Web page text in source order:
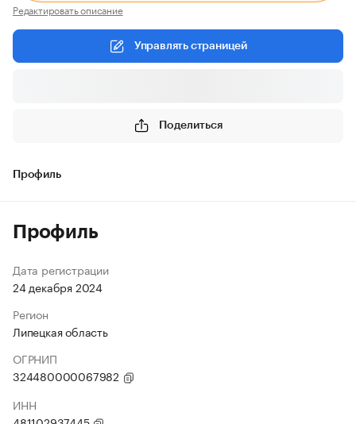
Редактировать описание
Управлять страницей
Поделиться
Профиль
Профиль
Дата регистрации
24 декабря 2024
Регион
Липецкая область
ОГРНИП
324480000067982
ИНН